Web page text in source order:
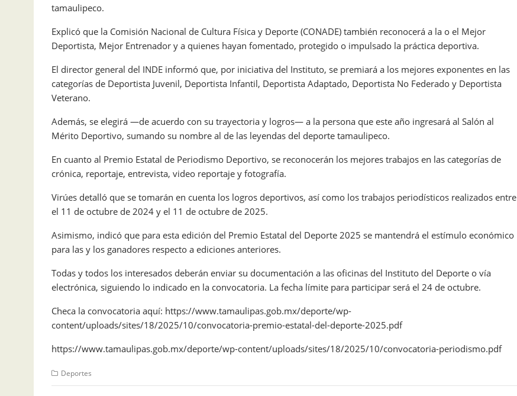
tamaulipeco.
Explicó que la Comisión Nacional de Cultura Física y Deporte (CONADE) también reconocerá a la o el Mejor
Deportista, Mejor Entrenador y a quienes hayan fomentado, protegido o impulsado la práctica deportiva.
El director general del INDE informó que, por iniciativa del Instituto, se premiará a los mejores exponentes en las
categorías de Deportista Juvenil, Deportista Infantil, Deportista Adaptado, Deportista No Federado y Deportista
Veterano.
Además, se elegirá —de acuerdo con su trayectoria y logros— a la persona que este año ingresará al Salón al
Mérito Deportivo, sumando su nombre al de las leyendas del deporte tamaulipeco.
En cuanto al Premio Estatal de Periodismo Deportivo, se reconocerán los mejores trabajos en las categorías de
crónica, reportaje, entrevista, video reportaje y fotografía.
Virúes detalló que se tomarán en cuenta los logros deportivos, así como los trabajos periodísticos realizados entre
el 11 de octubre de 2024 y el 11 de octubre de 2025.
Asimismo, indicó que para esta edición del Premio Estatal del Deporte 2025 se mantendrá el estímulo económico
para las y los ganadores respecto a ediciones anteriores.
Todas y todos los interesados deberán enviar su documentación a las oficinas del Instituto del Deporte o vía
electrónica, siguiendo lo indicado en la convocatoria. La fecha límite para participar será el 24 de octubre.
Checa la convocatoria aquí: https://www.tamaulipas.gob.mx/deporte/wp-
content/uploads/sites/18/2025/10/convocatoria-premio-estatal-del-deporte-2025.pdf
https://www.tamaulipas.gob.mx/deporte/wp-content/uploads/sites/18/2025/10/convocatoria-periodismo.pdf
Deportes